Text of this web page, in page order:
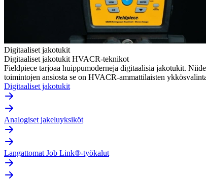
Digitaaliset jakotukit
Digitaaliset jakotukit HVACR-teknikot
Fieldpiece tarjoaa huippumoderneja digitaalisia jakotukit.
toimintojen ansiosta se on HVACR-ammattilaisten
Digitaaliset jakotukit
Analogiset jakeluyksiköt
Langattomat Job Link®-työkalut